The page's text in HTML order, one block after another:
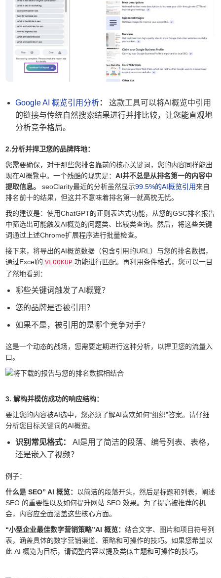
Google AI 概览引用分析：
这款工具可以将AI概览中引用
的链接与传统自然搜索结果进行并排比较，让您能直观地
分析竞争格局。
2.分析并捍卫您的品牌阵地：
您需要确保，对于那些您排名靠前的核心关键词，您的内容同样能出
现在AI概覽中。一个残酷的现实是：AI并不总是从排名第一的内容中
提取信息。
seoClarity最近的分析虽然显示99.5%的AI概览引用来自
排名前十的结果，但这并不意味着排名第一就高枕无忧。
我的建议是：使用ChatGPT的正则表达式功能，从您的GSC排名报告
中筛选出可能触发AI概览的问题类、比较类查询。然后，将这些关键
词通过上述Chrome扩展程序进行批量检查。
接下来，将导出的AI概览数据（包含引用的URL）与您的排名数据，
通过Excel的 VLOOKUP 功能进行匹配。再利用条件格式，您可以一目
了然地看到：
哪些关键词触发了AI概覽？
您的品牌是否被引用？
如果不是，被引用的是哪个竞争对手？
这是一个动态的战场，您需要定期进行这种分析，以捍卫您的流量入
口。
3. 解构并模仿成功的响应结构：
要让您的内容被AI选中，您必须了解AI喜欢如何“组织”答案。请仔细
分析您目标关键词的AI概览。
识别常见格式：
AI是用了简洁的段落、编号列表、表格，
还是嵌入了视频？
例子：
什么是 SEO” AI 概览： 以简洁的段落开头，然后是标题和列表，阐述
SEO 的重要性以及如何提升网站 SEO 效果。为了提高被推荐的机
会，内容应全面涵盖这些核心方面。
“小型企业最佳数字营销策略”AI 概览：结合文字、图片和项目符号列
表，涵盖具体的数字营销渠道、策略和可操作的技巧。如果您希望以
此 AI 概览为目标，请调整内容以提及类似主题和可操作的技巧。